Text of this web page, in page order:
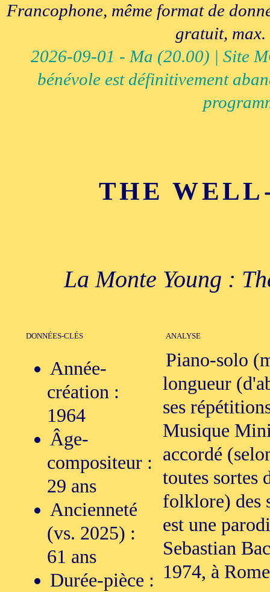
Francophone, même format de
gratuit,
2026-09-01 - Ma (20.00) | Site
bénévole est définitivement
THE
La Monte Young :
DONNÉES-CLÉS ANALYSE
Année-
création :
1964
Âge-
compositeur :
29 ans
Ancienneté
(vs. 2025) :
61 ans
Durée-pièce :
Piano-solo
longueur
ses
Musique
accordé
toutes sortes
folklore) des
est une
Sebastian
1974, à